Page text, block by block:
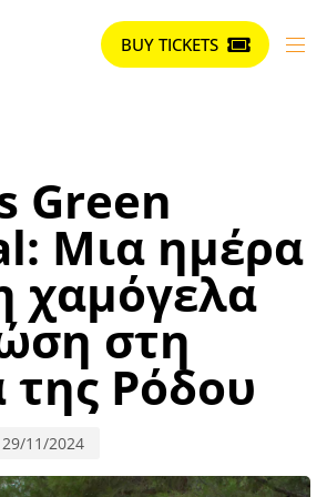
BUY TICKETS
Green
Μια ημέρα
χαμόγελα
στη
Ρόδου
29/11/2024